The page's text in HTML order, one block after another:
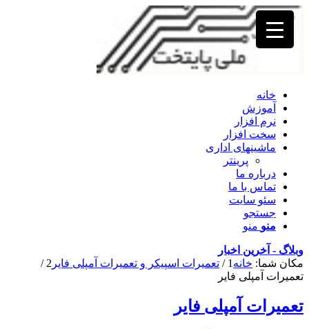
خانه
آموزش
نرم افزار
سخت افزار
ماشینهای اداری
پرینتر
درباره ما
تماس با ما
سئو سایت
جستجو
منو منو
وبلاگ - آخرین اخبار
مکان شما: خانه 1
/ تعمیرات اسپیکر و تعمیرات آمپلی فایر 2
/
تعمیرات آمپلی فایر
تعمیرات آمپلی فایر